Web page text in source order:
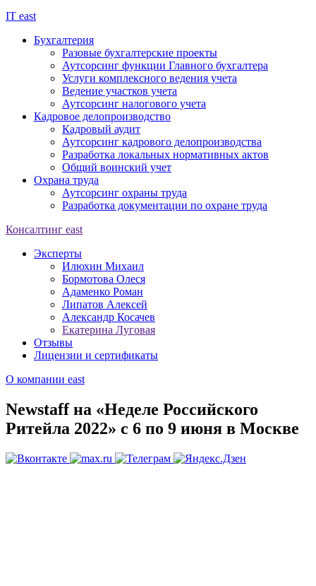
IT east
Бухгалтерия
Разовые бухгалтерские проекты
Аутсорсинг функции Главного бухгалтера
Услуги комплексного ведения учета
Ведение участков учета
Аутсорсинг налогового учета
Кадровое делопроизводство
Кадровый аудит
Аутсорсинг кадрового делопроизводства
Разработка локальных нормативных актов
Общий воинский учет
Охрана труда
Аутсорсинг охраны труда
Разработка документации по охране труда
Консалтинг east
Эксперты
Илюхин Михаил
Бормотова Олеся
Адаменко Роман
Липатов Алексей
Александр Косачев
Екатерина Луговая
Отзывы
Лицензии и сертификаты
О компании east
Newstaff на «Неделе Российского
Ритейла 2022» с 6 по 9 июня в Москве